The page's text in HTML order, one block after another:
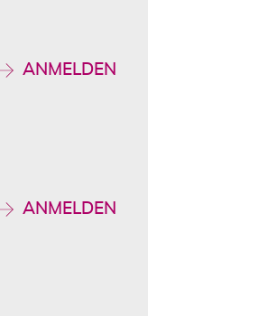
ANMELDEN
ANMELDEN